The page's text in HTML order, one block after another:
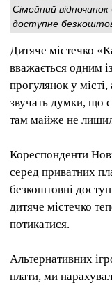
Сімейний
доступне
Дитяче містечко
вважається одним
прогулянок у
звучать думки, що
там майже не
Кореспонденти
серед приватних
безкоштовні
дитяче містечко
потикатися.
Альтернативних
плати, ми